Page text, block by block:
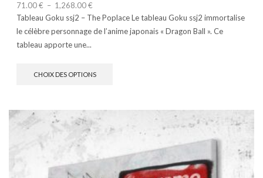
71.00€ – 1,268.00€
Tableau Goku ssj2 – The Poplace Le tableau Goku ssj2 immortalise
le célèbre personnage de l’anime japonais « Dragon Ball ». Ce
tableau apporte une...
CHOIX DES OPTIONS